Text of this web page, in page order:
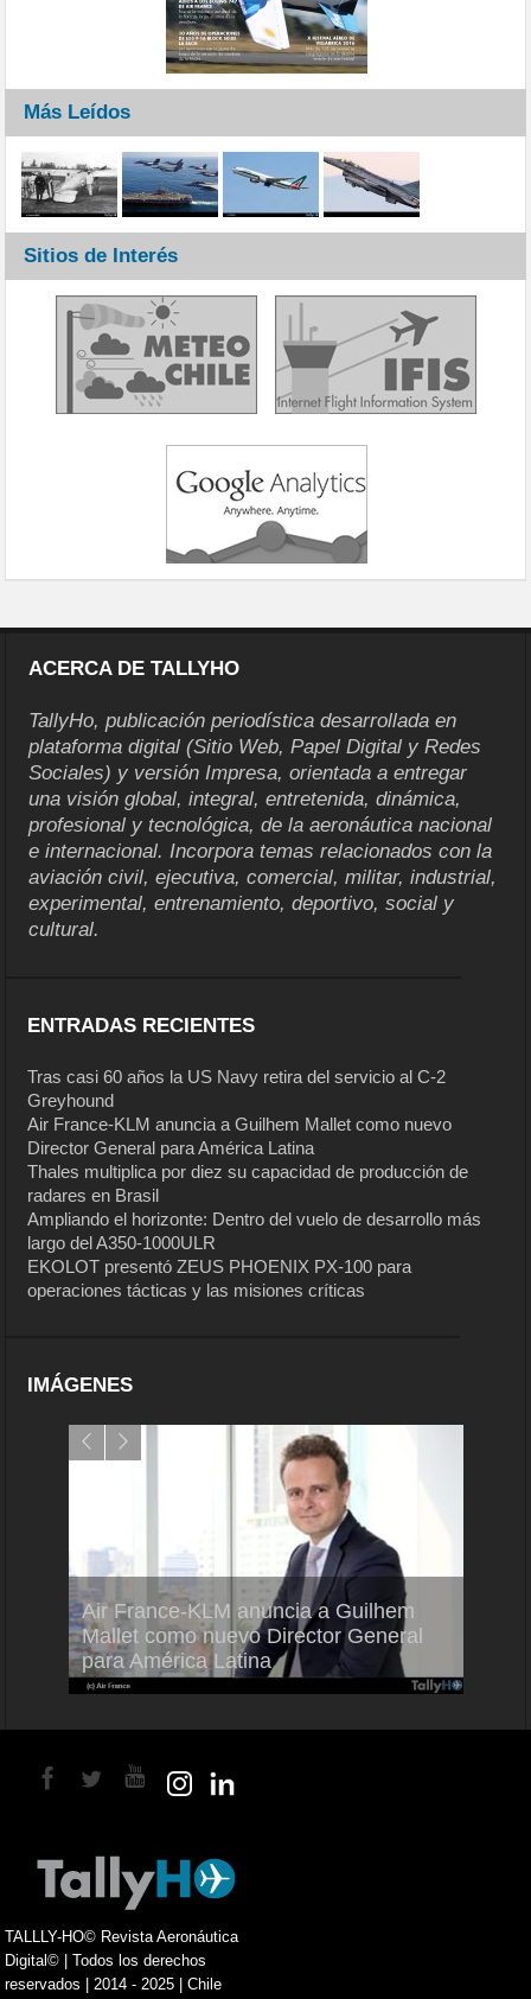
Más Leídos
Sitios de Interés
ACERCA DE TALLYHO
TallyHo, publicación periodística desarrollada en
plataforma digital (Sitio Web, Papel Digital y Redes
Sociales) y versión Impresa, orientada a entregar
una visión global, integral, entretenida, dinámica,
profesional y tecnológica, de la aeronáutica nacional
e internacional. Incorpora temas relacionados con la
aviación civil, ejecutiva, comercial, militar, industrial,
experimental, entrenamiento, deportivo, social y
cultural.
ENTRADAS RECIENTES
Tras casi 60 años la US Navy retira del servicio al C-2
Greyhound
Air France-KLM anuncia a Guilhem Mallet como nuevo
Director General para América Latina
Thales multiplica por diez su capacidad de producción de
radares en Brasil
Ampliando el horizonte: Dentro del vuelo de desarrollo más
largo del A350-1000ULR
EKOLOT presentó ZEUS PHOENIX PX-100 para
operaciones tácticas y las misiones críticas
IMÁGENES
Air France-KLM anuncia a Guilhem
Mallet como nuevo Director General
para América Latina
TALLLY-HO© Revista Aeronáutica
Digital© | Todos los derechos
reservados | 2014 - 2025 | Chile